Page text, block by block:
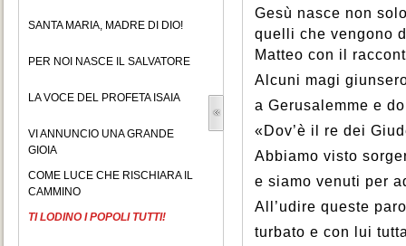
SANTA MARIA, MADRE DI DIO!
PER NOI NASCE IL SALVATORE
LA VOCE DEL PROFETA ISAIA
VI ANNUNCIO UNA GRANDE
GIOIA
COME LUCE CHE RISCHIARA IL
CAMMINO
TI LODINO I POPOLI TUTTI!
Gesù nasce non
quelli che vengono
Matteo con il
Alcuni magi
a Gerusalemme e
«Dov’è il re dei
Abbiamo visto
e siamo venuti per
All’udire queste
turbato e con lui